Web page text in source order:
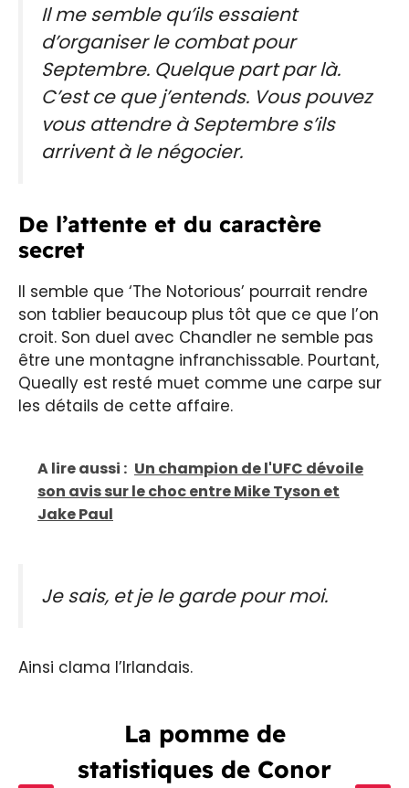
Il me semble qu’ils essaient
d’organiser le combat pour
Septembre. Quelque part par là.
C’est ce que j’entends. Vous pouvez
vous attendre à Septembre s’ils
arrivent à le négocier.
De l’attente et du caractère
secret
Il semble que ‘The Notorious’ pourrait rendre
son tablier beaucoup plus tôt que ce que l’on
croit. Son duel avec Chandler ne semble pas
être une montagne infranchissable. Pourtant,
Queally est resté muet comme une carpe sur
les détails de cette affaire.
A lire aussi : Un champion de l'UFC dévoile
son avis sur le choc entre Mike Tyson et
Jake Paul
Je sais, et je le garde pour moi.
Ainsi clama l’Irlandais.
La pomme de
statistiques de Conor